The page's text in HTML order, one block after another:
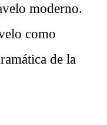
moderno.
como
de la